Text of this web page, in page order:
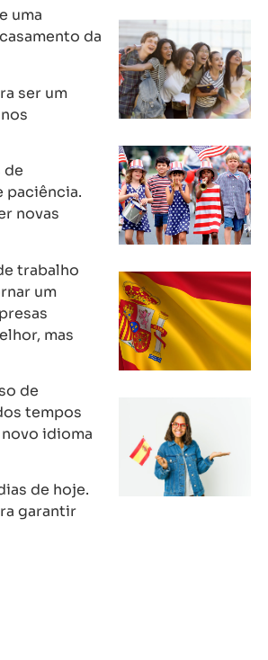
uma
da
ser um
de
paciência.
novas
trabalho
um
mas
de
tempos
idioma
de hoje.
garantir